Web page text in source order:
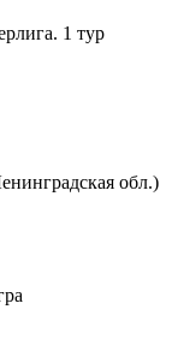
1 тур
обл.)